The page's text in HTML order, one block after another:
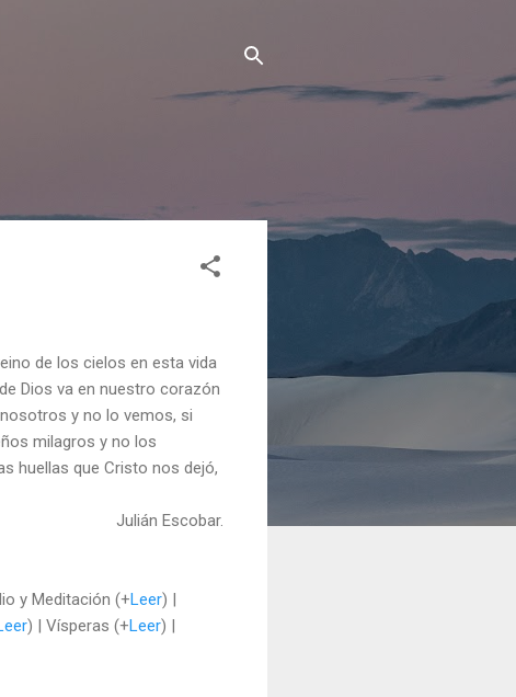
de los cielos en esta vida
Dios va en nuestro corazón
y no lo vemos, si
milagros y no los
huellas que Cristo nos dejó,
Julián Escobar.
y Meditación (+Leer) |
) | Vísperas (+Leer) |